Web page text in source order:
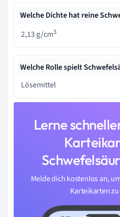
Welche Dichte hat reine
2,13 g/cm3
Welche Rolle spielt
Lösemittel
Lerne
Melde dich kostenlos an,
Karteikarten